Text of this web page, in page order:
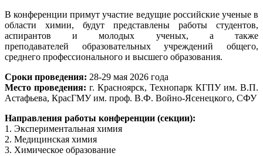
В конференции примут участие ведущие российские ученые в
области химии, будут представлены работы студентов,
аспирантов и молодых ученых, а также
преподавателей образовательных учреждений общего,
среднего профессионального и высшего образования.
Сроки проведения: 28-29 мая 2026 года
Место проведения: г. Красноярск, Технопарк КГПУ им. В.П.
Астафьева, КрасГМУ им. проф. В.Ф. Войно-Ясенецкого, СФУ
Направления работы конференции (секции):
1. Экспериментальная химия
2. Медицинская химия
3. Химическое образование